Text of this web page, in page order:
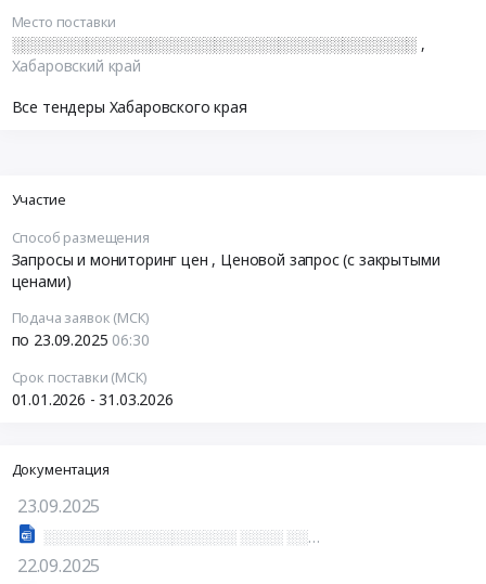
Место поставки
░░░░░░░░░░░░░░░░░░░░░░░░░░░░░░░░░░░░░░ ,
Хабаровский край
Все тендеры Хабаровского края
Участие
Способ размещения
Запросы и мониторинг цен , Ценовой запрос (с закрытыми
ценами)
Подача заявок (МСК)
по 23.09.2025 06:30
Срок поставки (МСК)
01.01.2026 - 31.03.2026
Документация
23.09.2025
░░░░░░░░░░░░░░░░░░ ░░░░ ░░░░░░░░░░ ░░░░░░ ░░░░░░░░░░░░░░░
22.09.2025